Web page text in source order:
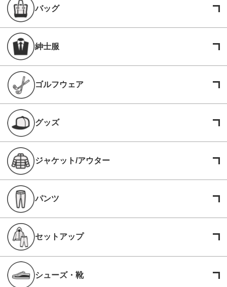
バッグ
紳士服
ゴルフウェア
グッズ
ジャケット/アウター
パンツ
セットアップ
シューズ・靴